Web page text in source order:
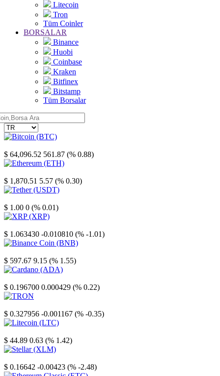
Litecoin
Tron
Tüm Coinler
BORSALAR
Binance
Huobi
Coinbase
Kraken
Bitfinex
Bitstamp
Tüm Borsalar
$ 64,096.52 561.87 (% 0.88)
$ 1,870.51 5.57 (% 0.30)
$ 1.00 0 (% 0.01)
$ 1.063430 -0.010810 (% -1.01)
$ 597.67 9.15 (% 1.55)
$ 0.196700 0.000429 (% 0.22)
$ 0.327956 -0.001167 (% -0.35)
$ 44.89 0.63 (% 1.42)
$ 0.16642 -0.00423 (% -2.48)